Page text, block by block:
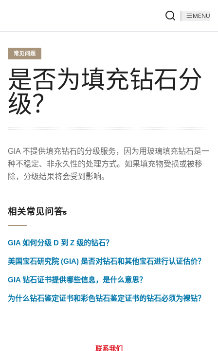
MENU
常见问题
是否为填充钻石分
级？
GIA 不提供填充钻石的分级服务，因为用玻璃填充钻石是一
种不稳定、非永久性的处理方式。如果填充物受损或被移
除，分级结果将会受到影响。
相关常见问答s
GIA 如何分级 D 到 Z 级的钻石？
美国宝石研究院 (GIA) 是否对钻石和其他宝石进行认证估价？
GIA 钻石证书提供哪些信息，是什么意思？
为什么钻石鉴定证书和彩色钻石鉴定证书的钻石必须为裸钻？
联系我们